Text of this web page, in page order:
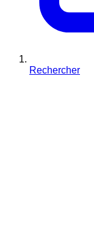
Rechercher